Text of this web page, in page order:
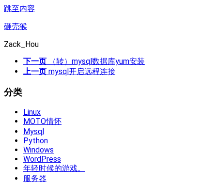
跳至内容
砸壳猴
Zack_Hou
下一页
（转）mysql数据库yum安装
上一页 mysql开启远程连接
分类
Linux
MOTO情怀
Mysql
Python
Windows
WordPress
年轻时候的游戏。
服务器